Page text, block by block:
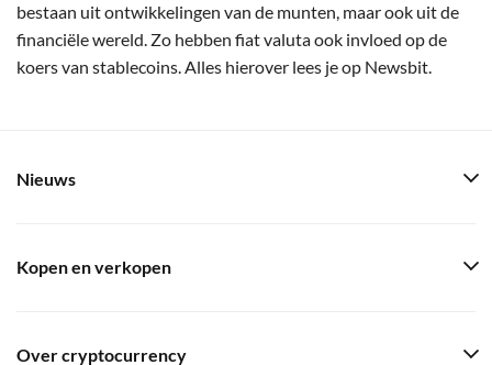
bestaan uit ontwikkelingen van de munten, maar ook uit de
financiële wereld. Zo hebben fiat valuta ook invloed op de
koers van stablecoins. Alles hierover lees je op Newsbit.
Nieuws
Kopen en verkopen
Over cryptocurrency